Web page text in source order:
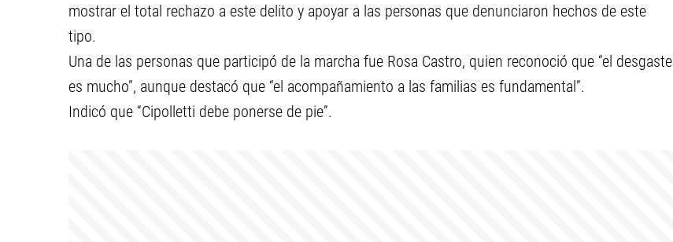
mostrar el total rechazo a este delito y apoyar a las personas que denunciaron hechos de este
tipo.
Una de las personas que participó de la marcha fue Rosa Castro, quien reconoció que “el desgaste
es mucho”, aunque destacó que “el acompañamiento a las familias es fundamental”.
Indicó que “Cipolletti debe ponerse de pie”.